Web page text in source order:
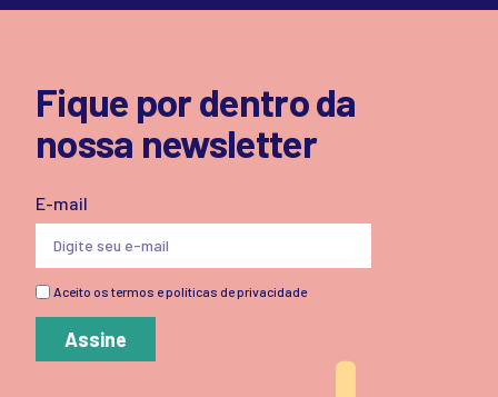
Fique por dentro da
nossa newsletter
E-mail
Aceito os termos e políticas de privacidade
Assine